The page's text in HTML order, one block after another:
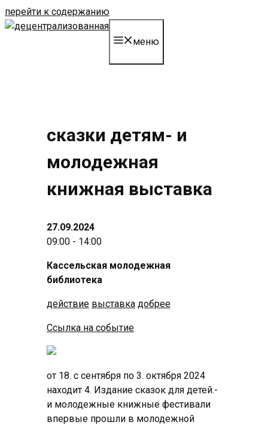
перейти к содержанию
меню
сказки детям- и
молодежная
книжная выставка
27.09.2024
09:00 - 14:00
Кассельская молодежная
библиотека
действие выставка добрее
Ссылка на событие
от 18. с сентября по 3. октября 2024
находит 4. Издание сказок для детей.-
и молодежные книжные фестивали
впервые прошли в молодежной